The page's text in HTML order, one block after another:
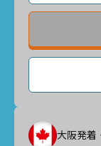
大阪発着